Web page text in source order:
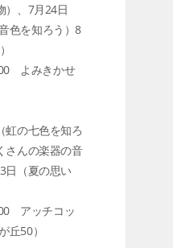
）、7月24日
色を知ろう）8
よみきかせ
虹の七色を知ろ
さんの楽器の音
日（夏の思い
アッチコッ
丘50）